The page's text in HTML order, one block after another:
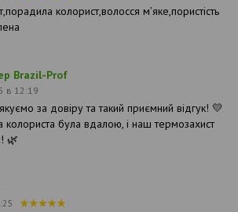
колорист,волосся мʼяке,пористість
Brazil-Prof
в 12:19
за довіру та такий приємний відгук! 💛
була вдалою, і наш термозахист
🌿